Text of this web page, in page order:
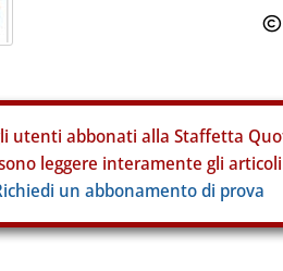
utenti abbonati alla Staffetta
leggere interamente gli
un abbonamento di prova